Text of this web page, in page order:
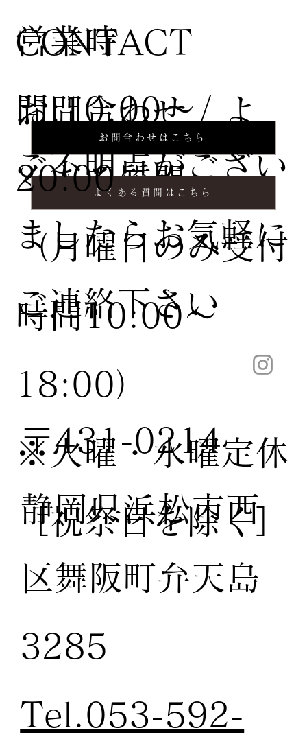
CONTACT
お問合わせ / よ
くある質問
お問合わせはこちら
ご不明点がござい
ましたらお気軽に
ご連絡下さい
よくある質問はこちら
営業時
間:10:00〜
20:00
（月曜日のみ受付
時間10:00〜
18:00）
※火曜・水曜定休
［祝祭日を除く］
〒431-0214
静岡県浜松市西
区舞阪町弁天島
3285
Tel.053-592-